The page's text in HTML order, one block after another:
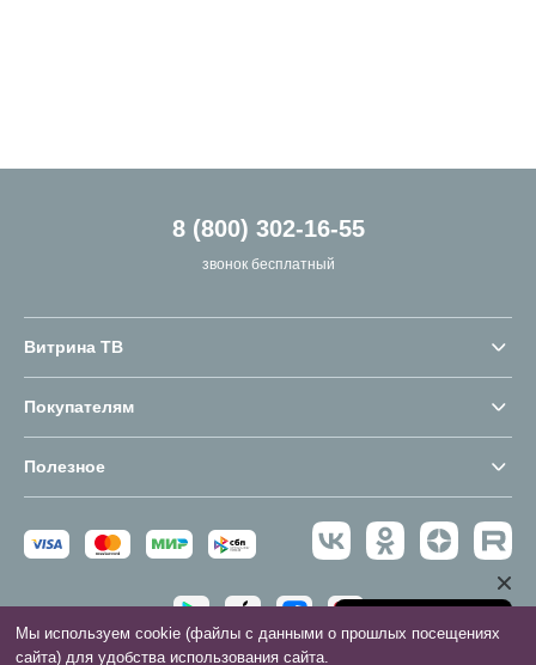
8 (800) 302-16-55
звонок бесплатный
Витрина ТВ
Покупателям
Полезное
Мы используем cookie (файлы с данными о прошлых посещениях
сайта) для удобства использования сайта.